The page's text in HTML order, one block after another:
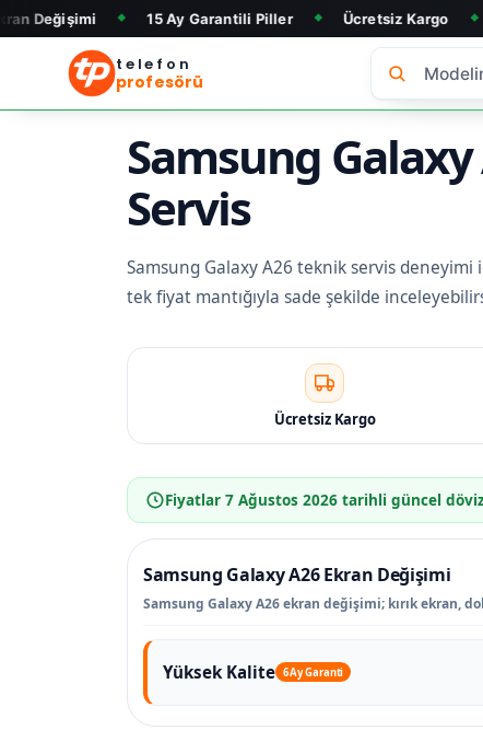
◆ 15 Ay Garantili Piller ◆ Ücretsiz Kargo ◆ Telefon
telefon
profesörü
Samsung
Servis
Samsung Galaxy A26 teknik servis
tek fiyat mantığıyla sade şekilde
Ücretsiz Kargo
Fiyatlar 7 Ağustos 2026 tarihli güncel
Samsung Galaxy A26 Ekran Değişimi
Samsung Galaxy A26 ekran değişimi; kırık ekran,
Yüksek Kalite 6 Ay Garanti